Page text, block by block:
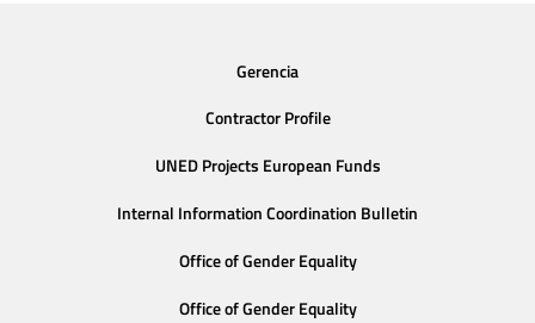
Gerencia
Contractor Profile
UNED Projects European Funds
Internal Information Coordination Bulletin
Office of Gender Equality
Office of Gender Equality